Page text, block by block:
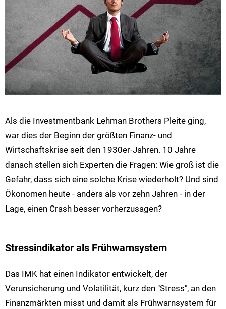
Als die Investmentbank Lehman Brothers Pleite ging,
war dies der Beginn der größten Finanz- und
Wirtschaftskrise seit den 1930er-Jahren. 10 Jahre
danach stellen sich Experten die Fragen: Wie groß ist die
Gefahr, dass sich eine solche Krise wiederholt? Und sind
Ökonomen heute - anders als vor zehn Jahren - in der
Lage, einen Crash besser vorherzusagen?
Stressindikator als Frühwarnsystem
Das IMK hat einen Indikator entwickelt, der
Verunsicherung und Volatilität, kurz den "Stress", an den
Finanzmärkten misst und damit als Frühwarnsystem für